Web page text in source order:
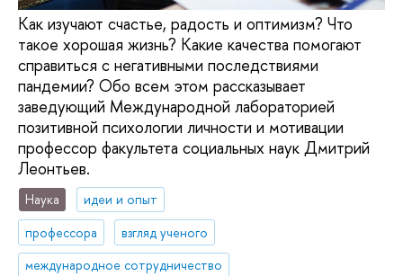
Как изучают счастье, радость и оптимизм? Что
такое хорошая жизнь? Какие качества помогают
справиться с негативными последствиями
пандемии? Обо всем этом рассказывает
заведующий Международной лабораторией
позитивной психологии личности и мотивации
профессор факультета социальных наук Дмитрий
Леонтьев.
Наука
идеи и опыт
профессора
взгляд ученого
международное сотрудничество